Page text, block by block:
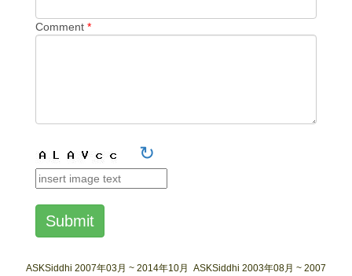
Comment *
↻
Submit
ASKSiddhi 2007年03月 ~ 2014年10月
ASKSiddhi 2003年08月 ~ 2007